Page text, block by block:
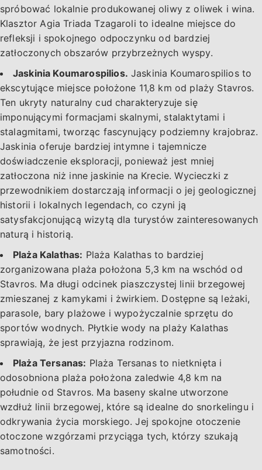
spróbować lokalnie produkowanej oliwy z oliwek i wina.
Klasztor Agia Triada Tzagaroli to idealne miejsce do
refleksji i spokojnego odpoczynku od bardziej
zatłoczonych obszarów przybrzeżnych wyspy.
Jaskinia Koumarospilios. Jaskinia Koumarospilios to
ekscytujące miejsce położone 11,8 km od plaży Stavros.
Ten ukryty naturalny cud charakteryzuje się
imponującymi formacjami skalnymi, stalaktytami i
stalagmitami, tworząc fascynujący podziemny krajobraz.
Jaskinia oferuje bardziej intymne i tajemnicze
doświadczenie eksploracji, ponieważ jest mniej
zatłoczona niż inne jaskinie na Krecie. Wycieczki z
przewodnikiem dostarczają informacji o jej geologicznej
historii i lokalnych legendach, co czyni ją
satysfakcjonującą wizytą dla turystów zainteresowanych
naturą i historią.
Plaża Kalathas: Plaża Kalathas to bardziej
zorganizowana plaża położona 5,3 km na wschód od
Stavros. Ma długi odcinek piaszczystej linii brzegowej
zmieszanej z kamykami i żwirkiem. Dostępne są leżaki,
parasole, bary plażowe i wypożyczalnie sprzętu do
sportów wodnych. Płytkie wody na plaży Kalathas
sprawiają, że jest przyjazna rodzinom.
Plaża Tersanas: Plaża Tersanas to nietknięta i
odosobniona plaża położona zaledwie 4,8 km na
południe od Stavros. Ma baseny skalne utworzone
wzdłuż linii brzegowej, które są idealne do snorkelingu i
odkrywania życia morskiego. Jej spokojne otoczenie
otoczone wzgórzami przyciąga tych, którzy szukają
samotności.